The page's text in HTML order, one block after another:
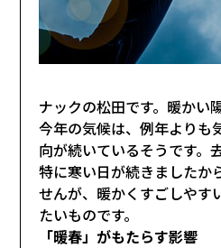
ナックの松田です。暖かい
今年の気候は、例年よりも
向が続いているそうです。
特に寒い日が続きましたか
せんが、暖かくすごしやす
たいものです。
「暖春」がもたらす影響